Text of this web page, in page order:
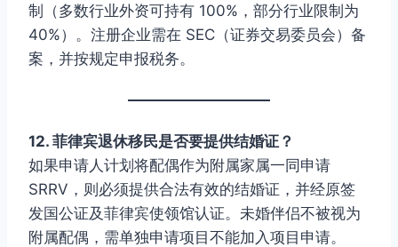
制（多数行业外资可持有 100%，部分行业限制为
40%）。注册企业需在 SEC（证券交易委员会）备
案，并按规定申报税务。
12. 菲律宾退休移民是否要提供结婚证？
如果申请人计划将配偶作为附属家属一同申请
SRRV，则必须提供合法有效的结婚证，并经原签
发国公证及菲律宾使领馆认证。未婚伴侣不被视为
附属配偶，需单独申请项目不能加入项目申请。